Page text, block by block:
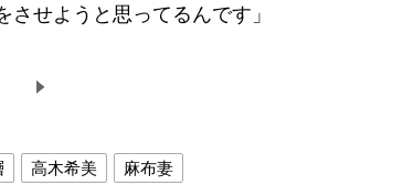
せようと思ってるんです」
高木希美 麻布妻